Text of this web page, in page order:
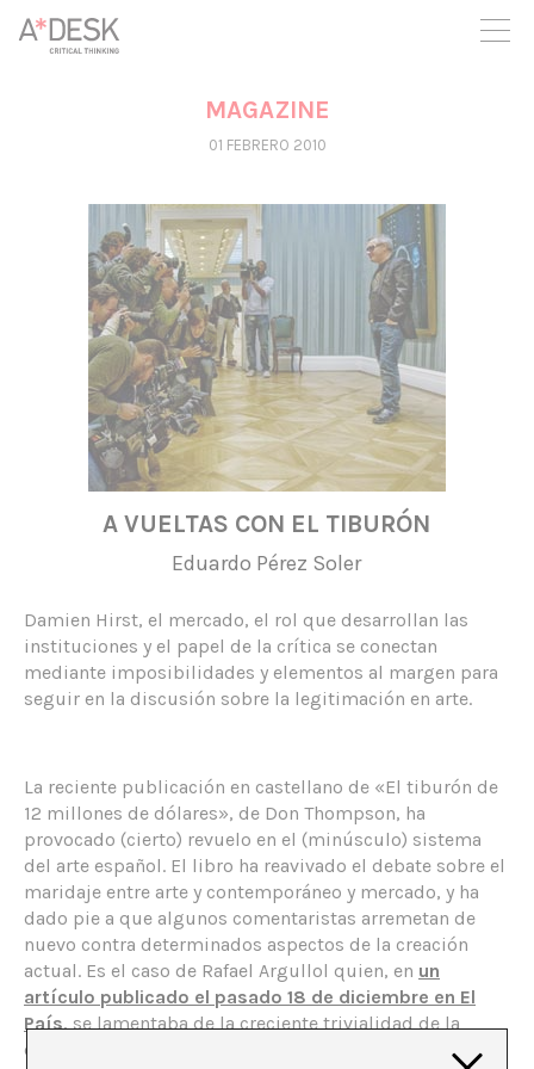
crees también en A*DESK seguimos necesitándote para poder
seguir adelante. Ahora puedes participar del proyecto y
apoyarlo.
MAGAZINE
01 FEBRERO 2010
A VUELTAS CON EL TIBURÓN
Eduardo Pérez Soler
Damien Hirst, el mercado, el rol que desarrollan las
instituciones y el papel de la crítica se conectan
mediante imposibilidades y elementos al margen para
seguir en la discusión sobre la legitimación en arte.
La reciente publicación en castellano de «El tiburón de
12 millones de dólares», de Don Thompson, ha
provocado (cierto) revuelo en el (minúsculo) sistema
del arte español. El libro ha reavivado el debate sobre el
maridaje entre arte y contemporáneo y mercado, y ha
dado pie a que algunos comentaristas arremetan de
nuevo contra determinados aspectos de la creación
actual. Es el caso de Rafael Argullol quien, en un
artículo publicado el pasado 18 de diciembre en El
País, se lamentaba de la creciente trivialidad de la
creación artística de nuestros días, causada por su